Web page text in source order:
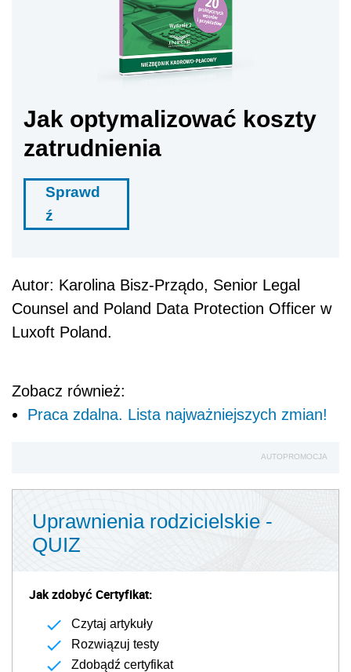
Jak optymalizować koszty
zatrudnienia
Sprawd
ź
Autor: Karolina Bisz-Prządo, Senior Legal
Counsel and Poland Data Protection Officer w
Luxoft Poland.
Zobacz również:
Praca zdalna. Lista najważniejszych zmian!
AUTOPROMOCJA
Uprawnienia rodzicielskie -
QUIZ
Jak zdobyć Certyfikat:
Czytaj artykuły
Rozwiązuj testy
Zdobądź certyfikat